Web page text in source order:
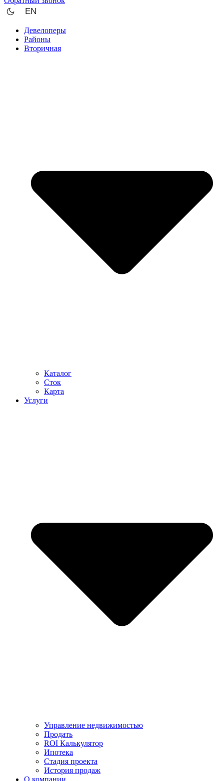
EN
Девелоперы
Районы
Вторичная
Каталог
Сток
Карта
Услуги
Управление недвижимостью
Продать
ROI Калькулятор
Ипотека
Стадия проекта
История продаж
О компании